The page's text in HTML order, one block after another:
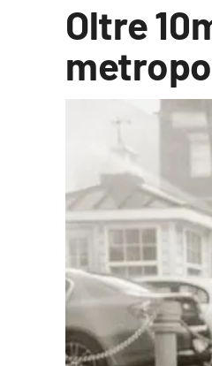
Italia MondoOltre